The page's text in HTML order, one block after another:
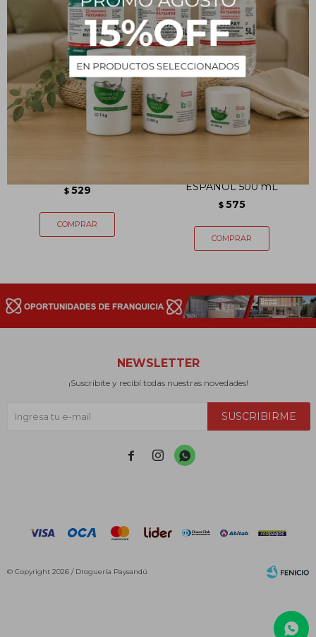
$ 529
ESPAÑOL 500 mL
$ 575
NEWSLETTER
¡Suscribite y recibí todas nuestras novedades!
SUSCRIBIRME
  
© Copyright 2026 / Droguería Paysandú